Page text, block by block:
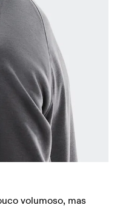
na horizontal.
estreita da cintura.
larga do quadril.
volumoso, mas